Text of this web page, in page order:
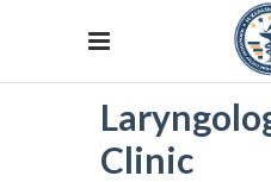
Clinic